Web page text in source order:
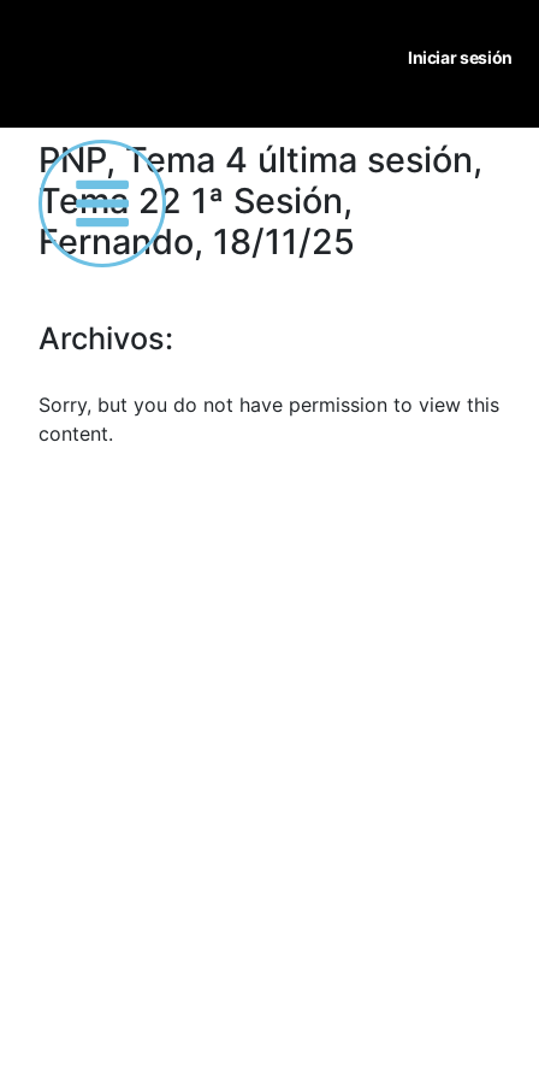
Iniciar sesión
PNP, Tema 4 última sesión,
Tema 22 1ª Sesión,
Fernando, 18/11/25
Archivos:
Sorry, but you do not have permission to view this
content.